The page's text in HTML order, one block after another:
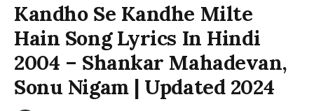
Kandho Se Kandhe Milte
Hain Song Lyrics In Hindi
2004 – Shankar Mahadevan,
Sonu Nigam | Updated 2024